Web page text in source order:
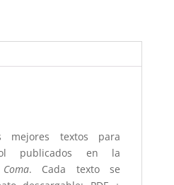
mejores textos para
publicados en la
. Cada texto se